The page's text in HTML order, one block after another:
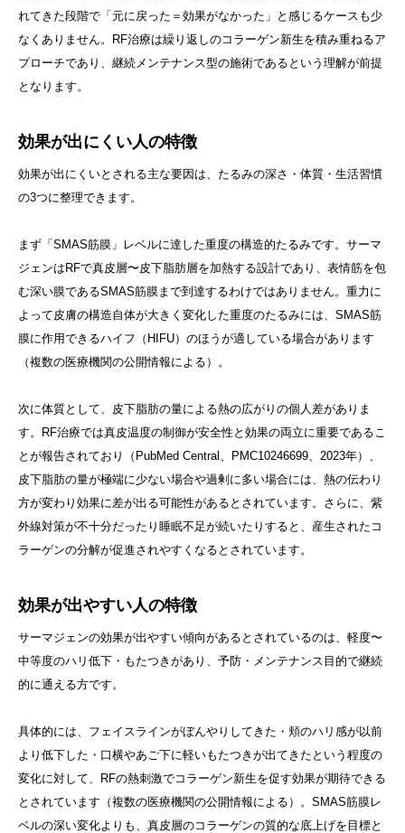
れてきた段階で「元に戻った＝効果がなかった」と感じるケースも少
なくありません。RF治療は繰り返しのコラーゲン新生を積み重ねるア
プローチであり、継続メンテナンス型の施術であるという理解が前提
となります。
効果が出にくい人の特徴
効果が出にくいとされる主な要因は、たるみの深さ・体質・生活習慣
の3つに整理できます。
まず「SMAS筋膜」レベルに達した重度の構造的たるみです。サーマ
ジェンはRFで真皮層〜皮下脂肪層を加熱する設計であり、表情筋を包
む深い膜であるSMAS筋膜まで到達するわけではありません。重力に
よって皮膚の構造自体が大きく変化した重度のたるみには、SMAS筋
膜に作用できるハイフ（HIFU）のほうが適している場合があります
（複数の医療機関の公開情報による）。
次に体質として、皮下脂肪の量による熱の広がりの個人差がありま
す。RF治療では真皮温度の制御が安全性と効果の両立に重要であるこ
とが報告されており（PubMed Central、PMC10246699、2023年）、
皮下脂肪の量が極端に少ない場合や過剰に多い場合には、熱の伝わり
方が変わり効果に差が出る可能性があるとされています。さらに、紫
外線対策が不十分だったり睡眠不足が続いたりすると、産生されたコ
ラーゲンの分解が促進されやすくなるとされています。
効果が出やすい人の特徴
サーマジェンの効果が出やすい傾向があるとされているのは、軽度〜
中等度のハリ低下・もたつきがあり、予防・メンテナンス目的で継続
的に通える方です。
具体的には、フェイスラインがぼんやりしてきた・頬のハリ感が以前
より低下した・口横やあご下に軽いもたつきが出てきたという程度の
変化に対して、RFの熱刺激でコラーゲン新生を促す効果が期待できる
とされています（複数の医療機関の公開情報による）。SMAS筋膜レ
ベルの深い変化よりも、真皮層のコラーゲンの質的な底上げを目標と